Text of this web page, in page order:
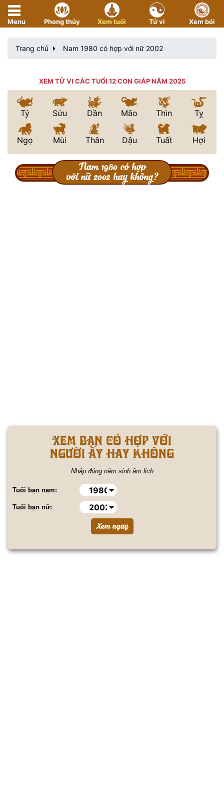
Menu Phong thủy Xem tuổi Tử vi Xem bói
Trang chủ Nam 1980 có hợp với nữ 2002
XEM TỬ VI CÁC TUỔI 12 CON GIÁP NĂM 2025
Tý Sửu Dần Mão Thìn Tỵ
Ngọ Mùi Thân Dậu Tuất Hợi
Nam 1980 có hợp
với nữ 2002 hay không?
XEM BẠN CÓ HỢP VỚI
NGƯỜI ẤY HAY KHÔNG
Nhập đúng năm sinh âm lịch
Tuổi bạn nam:
Tuổi bạn nữ: